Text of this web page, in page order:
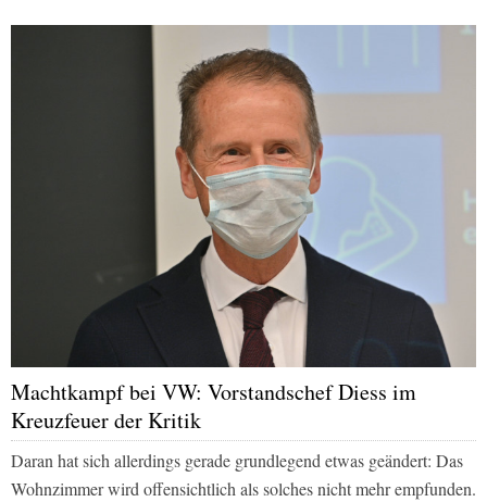
Machtkampf bei VW: Vorstandschef Diess im
Kreuzfeuer der Kritik
Daran hat sich allerdings gerade grundlegend etwas geändert: Das
Wohnzimmer wird offensichtlich als solches nicht mehr empfunden.